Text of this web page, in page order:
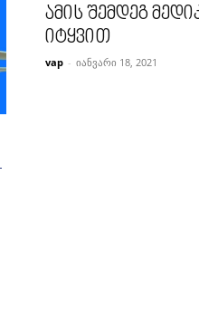
ამის შემდეგ
იტყვით
vap - იანვარი 18, 2021